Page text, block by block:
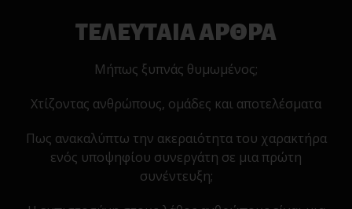
ΤΕΛΕΥΤΑΙΑ ΑΡΘΡΑ
Μήπως ξυπνάς θυμωμένος;
Χτίζοντας ανθρώπους, ομάδες και αποτελέσματα
Πως ανακαλύπτω την ακεραιότητα του χαρακτήρα
ενός υποψηφίου συνεργάτη σε μια πρώτη
συνέντευξη;